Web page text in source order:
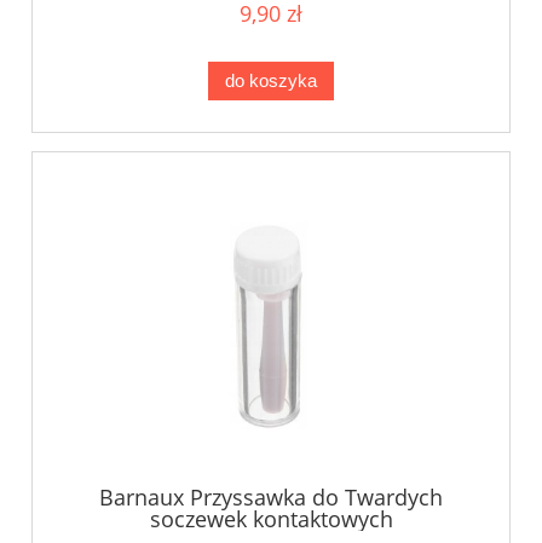
9,90 zł
do koszyka
Barnaux Przyssawka do Twardych
soczewek kontaktowych